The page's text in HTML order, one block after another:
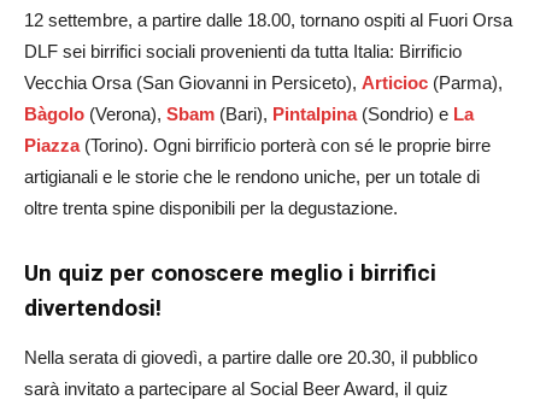
12 settembre, a partire dalle 18.00, tornano ospiti al Fuori Orsa
DLF sei birrifici sociali provenienti da tutta Italia: Birrificio
Vecchia Orsa (San Giovanni in Persiceto), Articioc (Parma),
Bàgolo (Verona), Sbam (Bari), Pintalpina(Sondrio) e La
Piazza(Torino). Ogni birrificio porterà con sé le proprie birre
artigianali e le storie che le rendono uniche, per un totale di
oltre trenta spine disponibili per la degustazione.
Un quiz per conoscere meglio i birrifici
divertendosi!
Nella serata di giovedì, a partire dalle ore 20.30, il pubblico
sarà invitato a partecipare al Social Beer Award, il quiz